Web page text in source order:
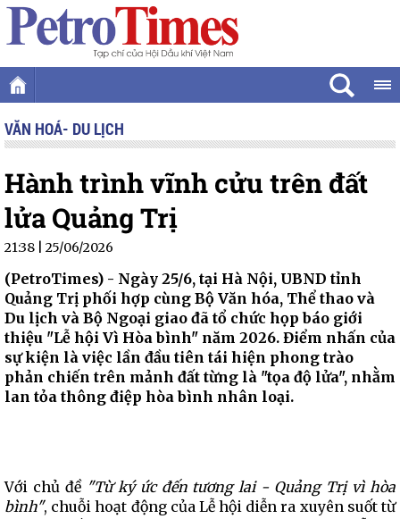
VĂN HOÁ- DU LỊCH
Hành trình vĩnh cửu trên đất
lửa Quảng Trị
21:38 | 25/06/2026
(PetroTimes) - Ngày 25/6, tại Hà Nội, UBND tỉnh
Quảng Trị phối hợp cùng Bộ Văn hóa, Thể thao và
Du lịch và Bộ Ngoại giao đã tổ chức họp báo giới
thiệu "Lễ hội Vì Hòa bình" năm 2026. Điểm nhấn của
sự kiện là việc lần đầu tiên tái hiện phong trào
phản chiến trên mảnh đất từng là "tọa độ lửa", nhằm
lan tỏa thông điệp hòa bình nhân loại.
Với chủ đề "Từ ký ức đến tương lai - Quảng Trị vì hòa
bình", chuỗi hoạt động của Lễ hội diễn ra xuyên suốt từ